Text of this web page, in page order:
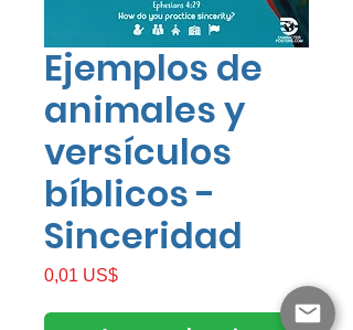
Ejemplos de
animales y
versículos
bíblicos -
Sinceridad
0,01 US$Precio